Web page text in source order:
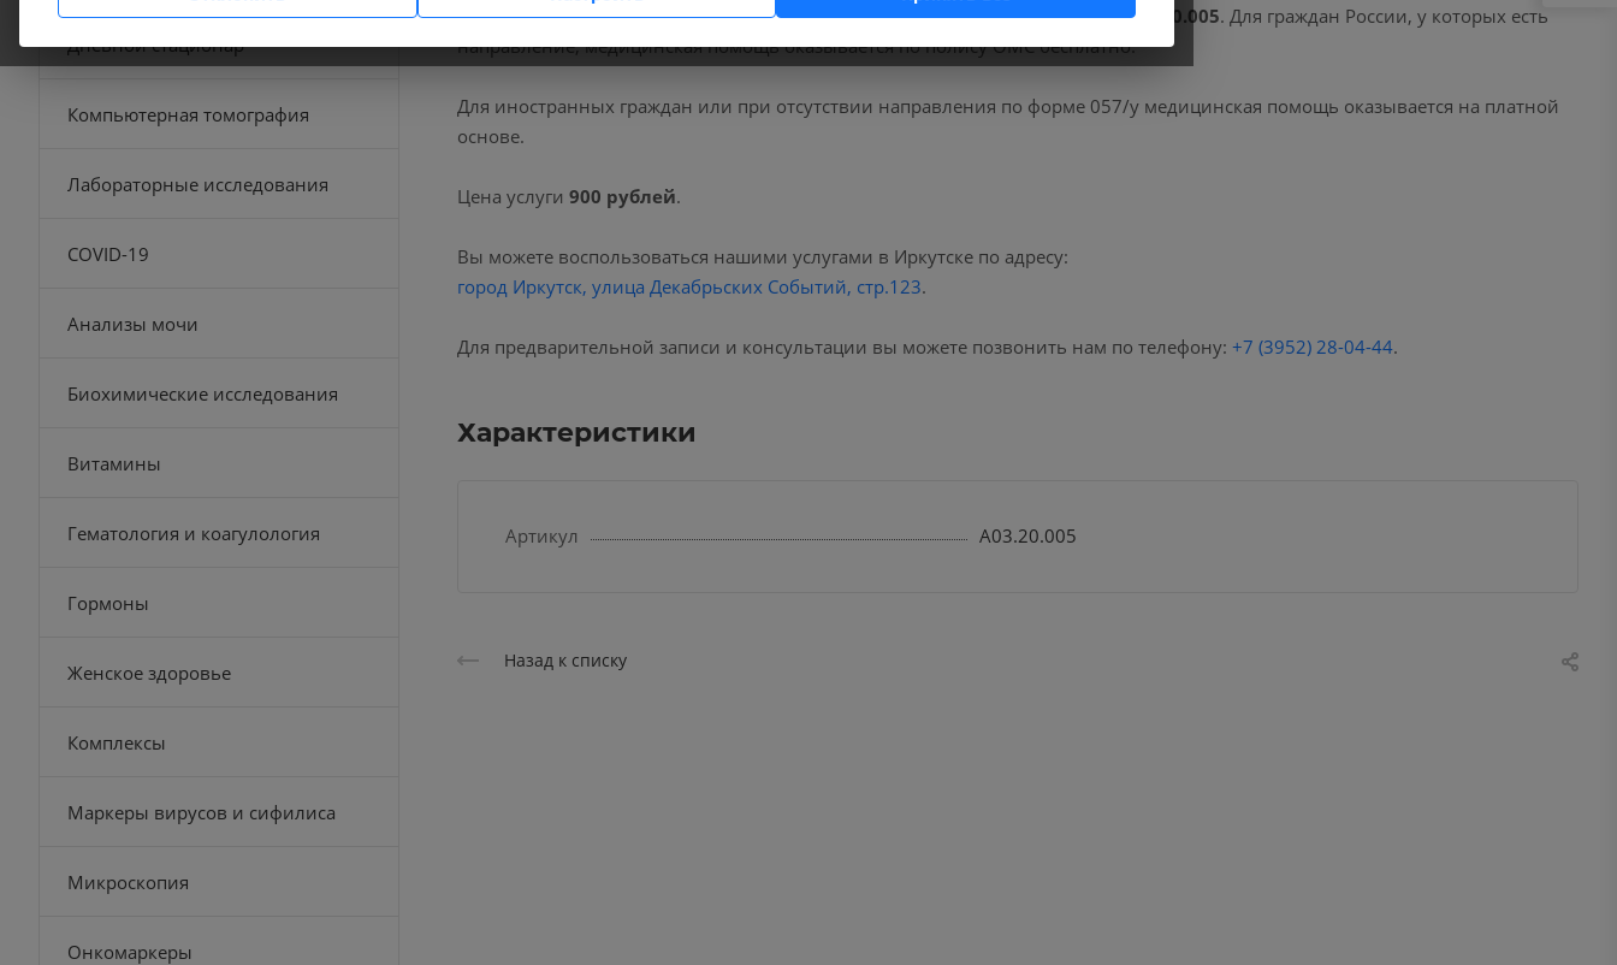
В наших клиниках мы проводимвульвокольпоскопия, код услуги (НМУ)А03.20.005. Для граждан России, у которых есть
направление, медицинская помощь оказывается по полису ОМС бесплатно.
Для иностранных граждан или при отсутствии направления по форме 057/у медицинская помощь оказывается на платной
основе.
Цена услуги 900 рублей.
Вы можете воспользоваться нашими услугами в Иркутске по адресу:
город Иркутск, улица Декабрьских Событий, стр.123.
Для предварительной записи и консультации вы можете позвонить нам по телефону: +7 (3952) 28-04-44.
Характеристики
Артикул А03.20.005
Назад к списку
Дневной стационар
Компьютерная томография
Лабораторные исследования
COVID-19
Анализы мочи
Биохимические исследования
Витамины
Гематология и коагулология
Гормоны
Женское здоровье
Комплексы
Маркеры вирусов и сифилиса
Микроскопия
Онкомаркеры